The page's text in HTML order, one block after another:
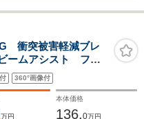
衝突被害軽減ブレ
ームアシスト フロ
警報機能 スマー
イドリングストッ
360°画像付
万円
本体価格
136.0万円